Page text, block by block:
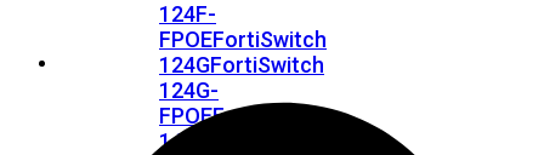
124F-
FPOEFortiSwitch
124GFortiSwitch
124G-
FPOEFortiSwitch
148F